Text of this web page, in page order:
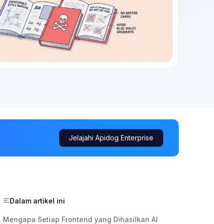
Jelajahi Apidog Enterprise
Dalam artikel ini
Mengapa Setiap Frontend yang Dihasilkan AI